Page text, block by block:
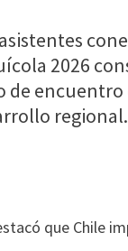
2026
de
regional.
que Chile